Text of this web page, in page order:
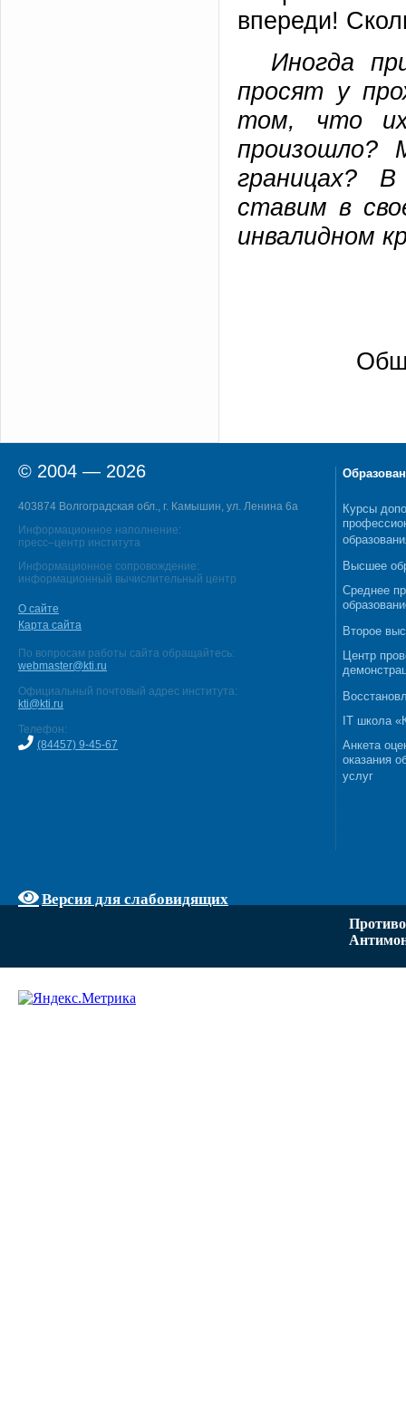
впереди!
Иногда
просят у
том, что
границах?
ставим в
инвалидном
© 2004 — 2026
403874 Волгоградская обл., г. Камышин, ул. Ленина 6а
Информационное наполнение:
пресс–центр института
Информационное сопровождение:
информационный вычислительный центр
О сайте
Карта сайта
По вопросам работы сайта обращайтесь:
webmaster@kti.ru
Официальный почтовый адрес института:
kti@kti.ru
Телефон:
(84457) 9-45-67
Версия для слабовидящих
Курсы
Высшее
Среднее
Второе
Центр
IT школа
Анкета
оказания
услуг